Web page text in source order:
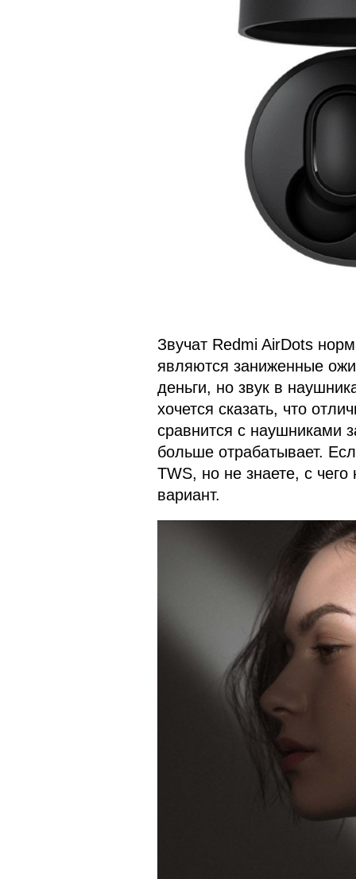
Звучат Redmi AirDots
являются заниженные
деньги, но звук в
хочется сказать, что
сравнится с наушниками
больше отрабатывает.
TWS, но не знаете, с
вариант.